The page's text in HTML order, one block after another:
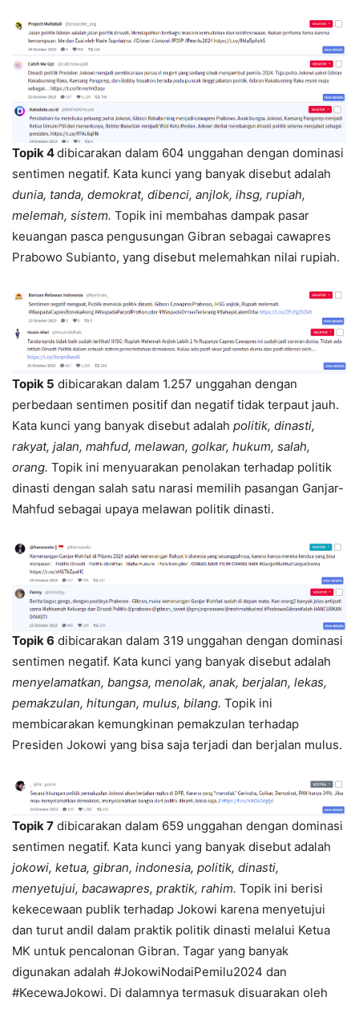
Topik 4dibicarakan dalam 604 unggahan dengan dominasi
sentimen negatif. Kata kunci yang banyak disebut adalah
dunia, tanda, demokrat, dibenci, anjlok, ihsg, rupiah,
melemah, sistem. Topik ini membahas dampak pasar
keuangan pasca pengusungan Gibran sebagai cawapres
Prabowo Subianto, yang disebut melemahkan nilai rupiah.
Topik 5 dibicarakan dalam 1.257 unggahan dengan
perbedaan sentimen positif dan negatif tidak terpaut jauh.
Kata kunci yang banyak disebut adalah politik, dinasti,
rakyat, jalan, mahfud, melawan, golkar, hukum, salah,
orang. Topik ini menyuarakan penolakan terhadap politik
dinasti dengan salah satu narasi memilih pasangan Ganjar-
Mahfud sebagai upaya melawan politik dinasti.
Topik 6 dibicarakan dalam 319 unggahan dengan dominasi
sentimen negatif. Kata kunci yang banyak disebut adalah
menyelamatkan, bangsa, menolak, anak, berjalan, lekas,
pemakzulan, hitungan, mulus, bilang. Topik ini
membicarakan kemungkinan pemakzulan terhadap
Presiden Jokowi yang bisa saja terjadi dan berjalan mulus.
Topik 7 dibicarakan dalam 659 unggahan dengan dominasi
sentimen negatif. Kata kunci yang banyak disebut adalah
jokowi, ketua, gibran, indonesia, politik, dinasti,
menyetujui, bacawapres, praktik, rahim. Topik ini berisi
kekecewaan publik terhadap Jokowi karena menyetujui
dan turut andil dalam praktik politik dinasti melalui Ketua
MK untuk pencalonan Gibran. Tagar yang banyak
digunakan adalah #JokowiNodaiPemilu2024 dan
#KecewaJokowi. Di dalamnya termasuk disuarakan oleh